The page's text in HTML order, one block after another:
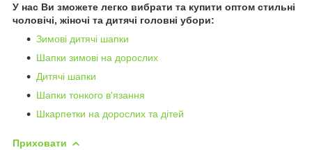
У нас Ви зможете легко вибрати та купити оптом стильні
чоловічі, жіночі та дитячі головні убори:
Зимові дитячі шапки
Шапки зимові на дорослих
Дитячі шапки
Шапки тонкого в'язання
Шкарпетки на дорослих та дітей
Приховати